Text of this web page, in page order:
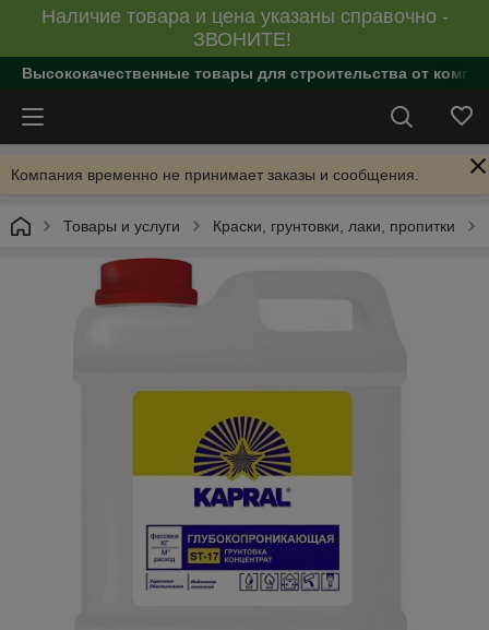
Наличие товара и цена указаны справочно -
ЗВОНИТЕ!
Высококачественные товары для строительства от
Компания временно не принимает заказы и сообщения.
Товары и услуги Краски, грунтовки, лаки, пропитки